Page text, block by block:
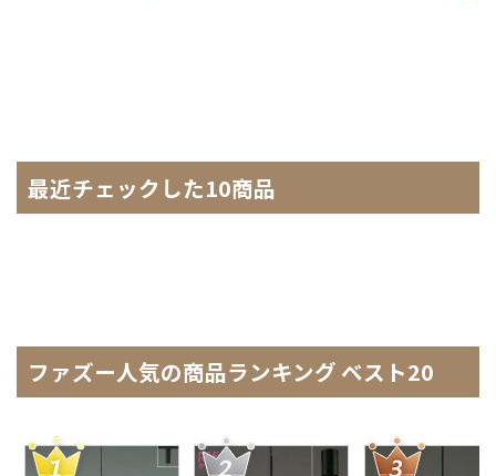
最近チェックした10商品
ファズー人気の商品ランキング ベスト20